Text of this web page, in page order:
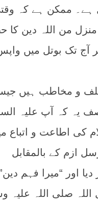
ہے۔ ممکن ہے کہ
من اللہ دین کا
آج تک بوتل میں
و مخاطب ہیں
یہ کہ آپ علیہ
کی اطاعت و اتباع
ازم کے بالمقابل
اور “میرا فہم
صلی اللہ علیہ